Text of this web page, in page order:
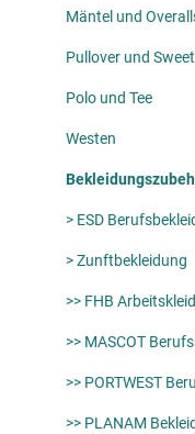
Mäntel und
Pullover und Sweet
Polo und Tee
Westen
> ESD
> Zunftbekleidung
>> FHB
>> MASCOT
>> PORTWEST
>> PLANAM